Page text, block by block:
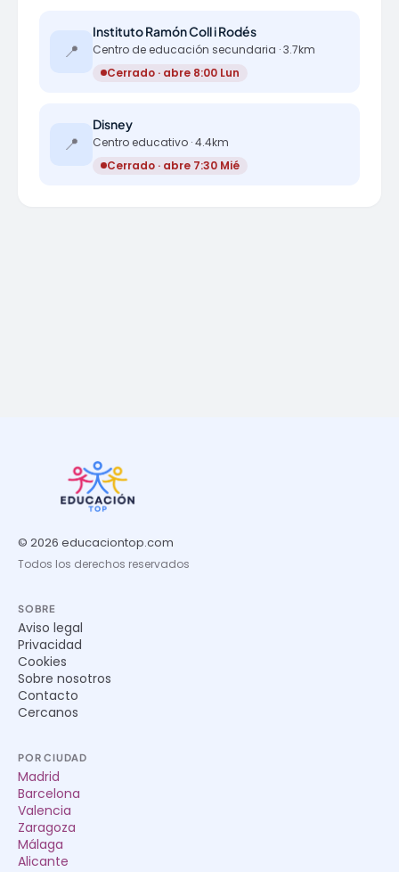
📍
Instituto Ramón Coll i Rodés
Centro de educación secundaria · 3.7km
Cerrado · abre 8:00 Lun
📍
Disney
Centro educativo · 4.4km
Cerrado · abre 7:30 Mié
© 2026 educaciontop.com
Todos los derechos reservados
SOBRE
Aviso legal
Privacidad
Cookies
Sobre nosotros
Contacto
Cercanos
POR CIUDAD
Madrid
Barcelona
Valencia
Zaragoza
Málaga
Alicante